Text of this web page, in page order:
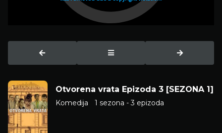
Otvorena vrata Epizoda 3 [SEZONA 1]
Komedija 1 sezona - 3 epizoda